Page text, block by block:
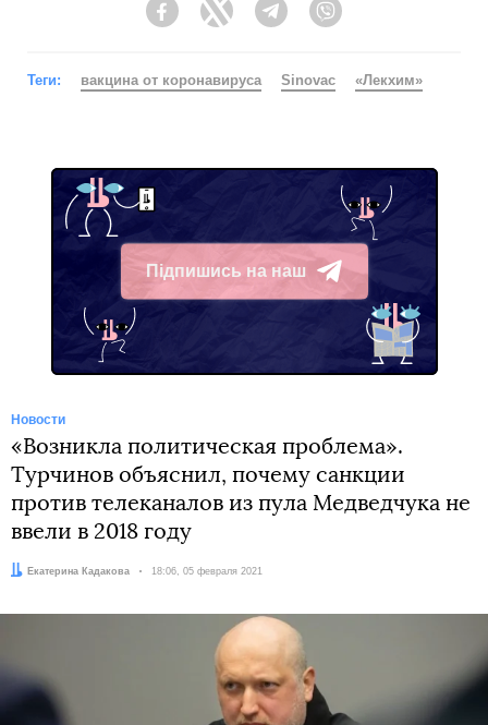
FacebookTwitter Telegram
Теги: вакцина от коронавируса Sinovac «Лекхим»
Підпишись на наш
Telegram
Новости
«Возникла политическая проблема».
Турчинов объяснил, почему санкции
против телеканалов из пула Медведчука не
ввели в 2018 году
Автор:Екатерина Кадакова Дата:
18:06, 05 февраля 2021